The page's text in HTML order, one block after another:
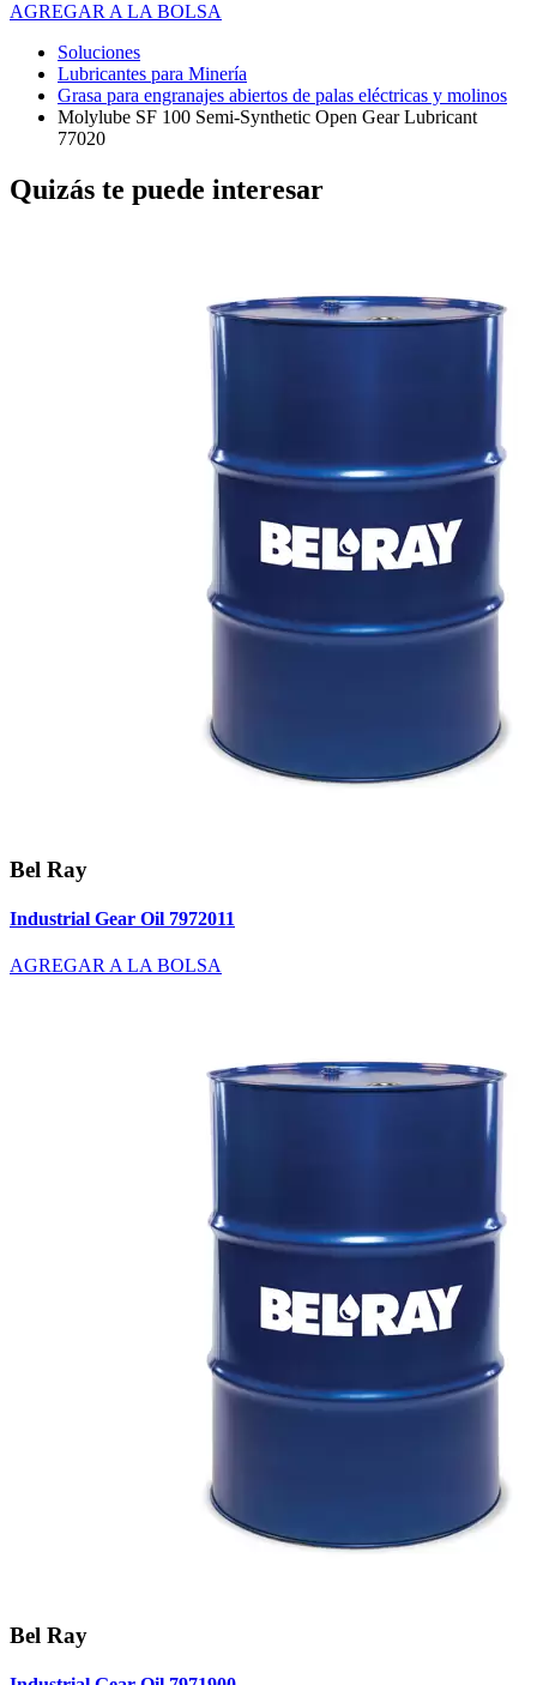
AGREGAR A LA BOLSA
Soluciones
Lubricantes para Minería
Grasa para engranajes abiertos de palas eléctricas y molinos
Molylube SF 100 Semi-Synthetic Open Gear Lubricant
77020
Quizás te puede interesar
Bel Ray
Industrial Gear Oil 7972011
AGREGAR A LA BOLSA
Bel Ray